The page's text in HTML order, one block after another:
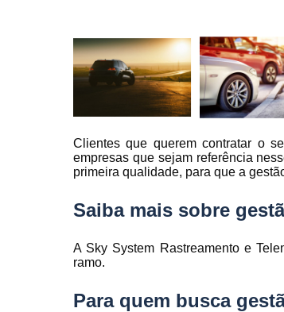
Clientes que querem contratar o
empresas que sejam referência
primeira qualidade, para que a
Saiba mais sobre
A Sky System Rastreamento e
ramo.
Para quem busca